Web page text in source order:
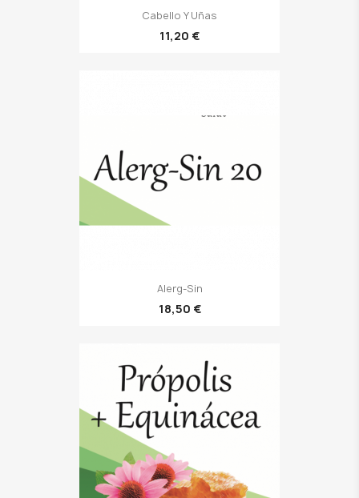
Cabello Y Uñas
11,20 €
Alerg-Sin
18,50 €